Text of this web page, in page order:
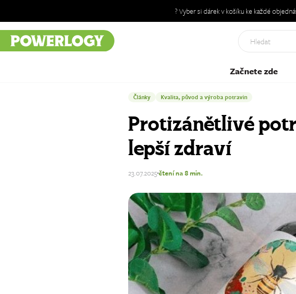
? Vyber si dárek v košíku ke každé
Začnete zde
Články Kvalita, původ a výroba potravin
Protizánětlivé
lepší zdraví
23.07.2025čtení na 8 min.